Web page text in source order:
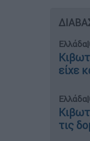
Ελλάδα|
είχε
Ελλάδα|
τις